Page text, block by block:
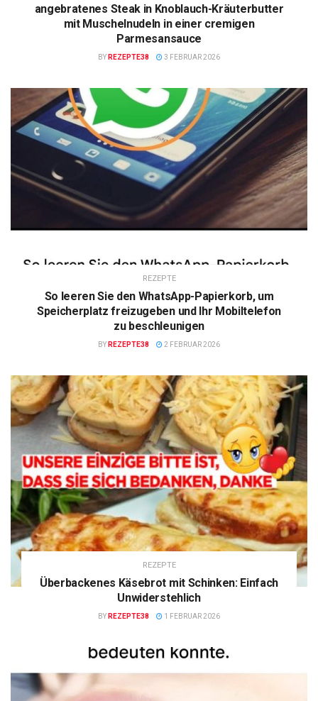
angebratenes Steak in Knoblauch-Kräuterbutter
mit Muschelnudeln in einer cremigen
Parmesansauce
BY REZEPTE38 3 FEBRUAR 2026
REZEPTE
So leeren Sie den WhatsApp-Papierkorb, um
Speicherplatz freizugeben und Ihr Mobiltelefon
zu beschleunigen
BY REZEPTE38 2 FEBRUAR 2026
REZEPTE
Überbackenes Käsebrot mit Schinken: Einfach
Unwiderstehlich
BY REZEPTE38 1 FEBRUAR 2026